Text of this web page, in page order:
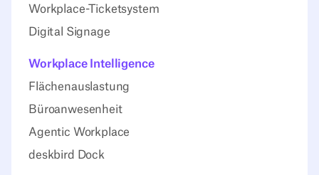
Workplace-Ticketsystem
Digital Signage
Workplace Intelligence
Flächenauslastung
Büroanwesenheit
Agentic Workplace
deskbird Dock